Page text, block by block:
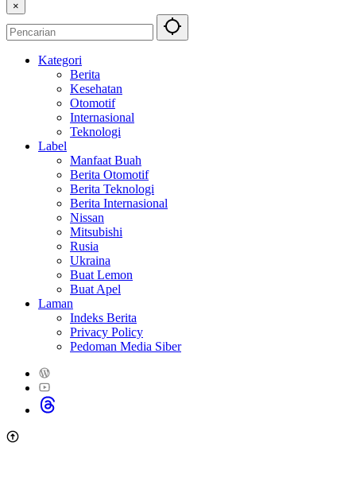
×
Kategori
Berita
Kesehatan
Otomotif
Internasional
Teknologi
Label
Manfaat Buah
Berita Otomotif
Berita Teknologi
Berita Internasional
Nissan
Mitsubishi
Rusia
Ukraina
Buat Lemon
Buat Apel
Laman
Indeks Berita
Privacy Policy
Pedoman Media Siber